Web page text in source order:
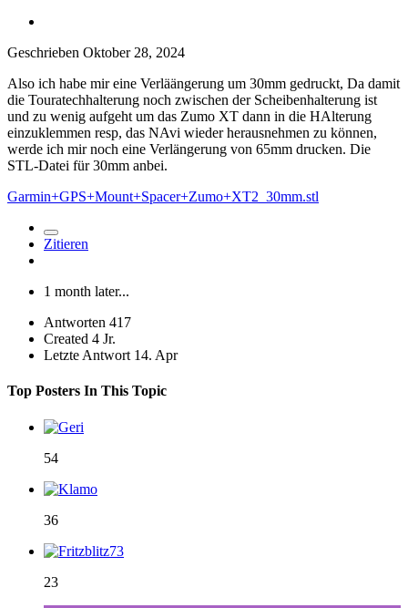
Geschrieben Oktober 28, 2024
Also ich habe mir eine Verläängerung um 30mm gedruckt, Da damit
die Touratechhalterung noch zwischen der Scheibenhalterung ist
und zu wenig aufgeht um das Zumo XT dann in die HAlterung
einzuklemmen resp, das NAvi wieder herausnehmen zu können,
werde ich mir noch eine Verlängerung von 65mm drucken. Die
STL-Datei für 30mm anbei.
Garmin+GPS+Mount+Spacer+Zumo+XT2_30mm.stl
Zitieren
1 month later...
Antworten 417
Created 4 Jr.
Letzte Antwort 14. Apr
Top Posters In This Topic
54
36
23